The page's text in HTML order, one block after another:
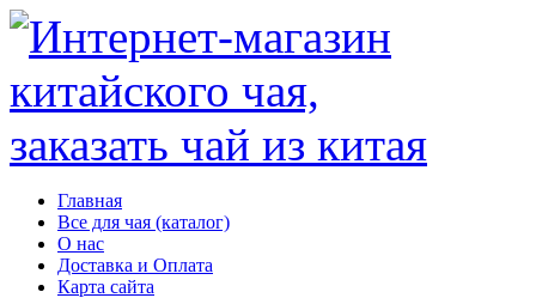
Главная
Все для чая (каталог)
О нас
Доставка и Оплата
Карта сайта